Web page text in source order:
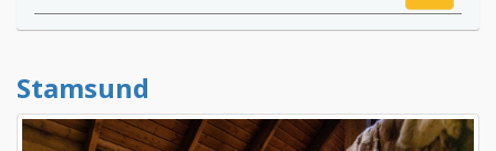
Stamsund